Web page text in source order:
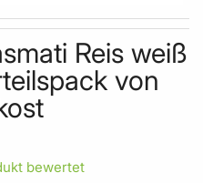
gallery
Reis weiß
von
bewertet